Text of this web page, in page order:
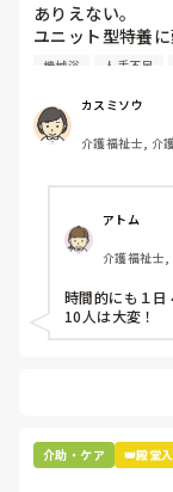
ありえない。
ユニット型特養に
人手不足で入浴
午前中に5人、午
いとのことです。
ここはほぼ全員
機械浴 人手不足
カスミソウ
介護福祉士, 介
アトム
介護福祉士
時間的にも１日
10人は大変！
介助・ケア 👑殿堂